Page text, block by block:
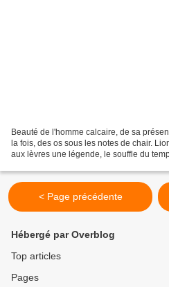
Beauté de l'homme calcaire, de sa
la fois, des os sous les notes de chair.
aux lèvres une légende, le souffle du
< Page précédente
Hébergé par Overblog
Top articles
Pages